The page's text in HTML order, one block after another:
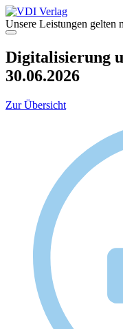
Zum
Inhalt
springen
Unsere Leistungen gelten
Menü
Digitalisierung
30.06.2026
Zur Übersicht